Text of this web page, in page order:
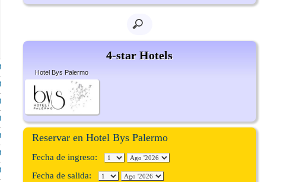
4-star Hotels
Hotel Bys Palermo
Reservar en Hotel Bys Palermo
Fecha de ingreso:
Fecha de salida: